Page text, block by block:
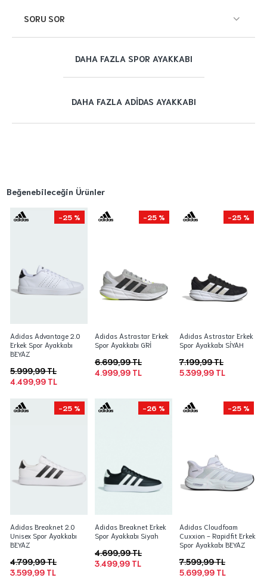
DAHA FAZLA SPOR AYAKKABI
DAHA FAZLA ADIDAS AYAKKABI
SORU SOR
Beğenebileceğin Ürünler
-25 %
Adidas Advantage 2.0
Erkek Spor Ayakkabı
BEYAZ
4.499,99 TL
5.999,99 TL
-25 %
Adidas Astrastar Erkek
Spor Ayakkabı GRİ
4.999,99 TL
6.699,99 TL
-25 %
Adidas Astrastar Erkek
Spor Ayakkabı SİYAH
5.399,99 TL
7.199,99 TL
-25 %
Adidas Breaknet 2.0
Unisex Spor Ayakkabı
BEYAZ
3.599,99 TL
4.799,99 TL
-26 %
Adidas Breaknet Erkek
Spor Ayakkabı Siyah
3.499,99 TL
4.699,99 TL
-25 %
Adidas Cloudfoam
Cuxxion - Rapidfit Erkek
Spor Ayakkabı BEYAZ
5.699,99 TL
7.599,99 TL